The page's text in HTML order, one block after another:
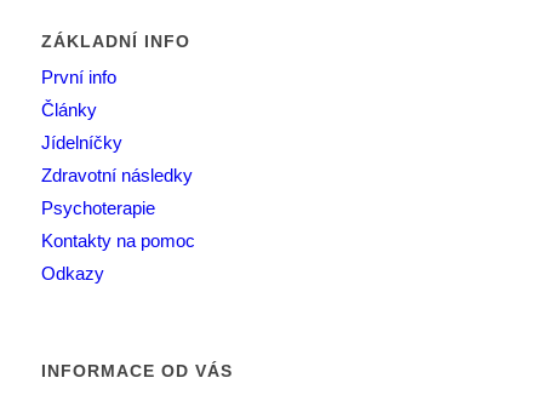
ZÁKLADNÍ INFO
První info
Články
Jídelníčky
Zdravotní následky
Psychoterapie
Kontakty na pomoc
Odkazy
INFORMACE OD VÁS